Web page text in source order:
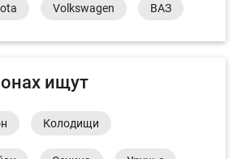
Volkswagen ВАЗ
ищут
Колодищи